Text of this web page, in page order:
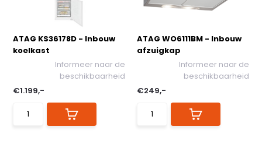
ATAG KS36178D - Inbouw
koelkast
Informeer naar de
beschikbaarheid
€1.199,-
ATAG WO6111BM - Inbouw
afzuigkap
Informeer naar de
beschikbaarheid
€249,-